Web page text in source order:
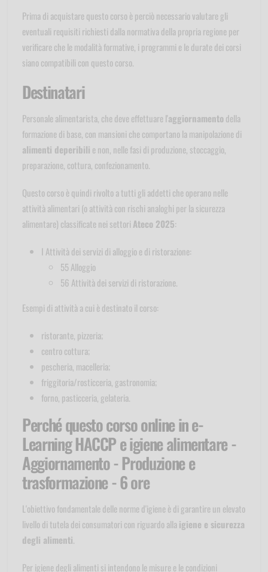
Prima di acquistare questo corso è perciò necessario valutare gli
eventuali requisiti richiesti dalla normativa della propria regione per
verificare che le modalità formative, i programmi e le durate dei corsi
siano compatibili con questo corso.
Destinatari
Personale alimentarista, che deve effettuare l'aggiornamento della
formazione di base, con mansioni che comportano la manipolazione di
alimenti deperibili e non, nelle fasi di produzione, stoccaggio,
preparazione, cottura, confezionamento.
Questo corso è quindi rivolto a tutti gli addetti che operano nelle
attività alimentari (o attività con rischi analoghi per la sicurezza
alimentare) classificate nei settori Ateco 2025:
I Attività dei servizi di alloggio e di ristorazione:
55 Alloggio
56 Attività dei servizi di ristorazione.
Esempi di attività a cui è destinato il corso:
ristorante, pizzeria;
centro cottura;
pescheria, macelleria;
friggitoria/rosticceria, gastronomia;
forno, pasticceria, gelateria.
Perché questo corso online in e-
Learning HACCP e igiene alimentare -
Aggiornamento - Produzione e
trasformazione - 6 ore
L'obiettivo fondamentale delle norme d'igiene è di garantire un elevato
livello di tutela dei consumatori con riguardo alla igiene e sicurezza
degli alimenti.
Per igiene degli alimenti si intendono le misure e le condizioni